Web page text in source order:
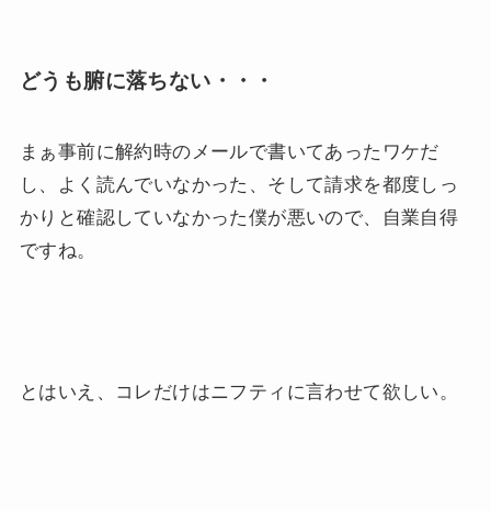
どうも腑に落ちない・・・
まぁ事前に解約時のメールで書いてあったワケだ
し、よく読んでいなかった、そして請求を都度しっ
かりと確認していなかった僕が悪いので、自業自得
ですね。
とはいえ、コレだけはニフティに言わせて欲しい。